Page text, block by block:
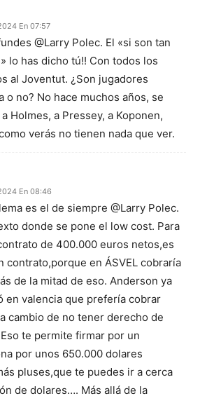
En 07:57
@Larry Polec. El «si son tan
lo has dicho tú!! Con todos los
al Joventut. ¿Son jugadores
o no? No hace muchos años, se
Holmes, a Pressey, a Koponen,
verás no tienen nada que ver.
En 08:46
es el de siempre @Larry Polec.
donde se pone el low cost. Para
de 400.000 euros netos,es
contrato,porque en ÁSVEL cobraría
de la mitad de eso. Anderson ya
en valencia que prefería cobrar
cambio de no tener derecho de
te permite firmar por un
por unos 650.000 dolares
pluses,que te puedes ir a cerca
de dolares…. Más allá de la